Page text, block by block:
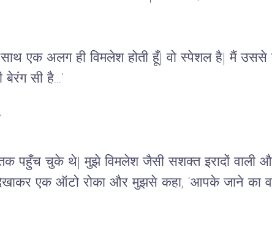
एक अलग ही विमलेश होती हूँ| वो स्पेशल है| मैं उससे
सी है...’
पहुँच चुके थे| मुझे विमलेश जैसी सशक्त इरादों वाली
एक ऑटो रोका और मुझसे कहा, ‘आपके जाने का